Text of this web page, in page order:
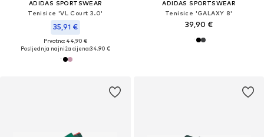
ADIDAS SPORTSWEAR
Tenisice 'VL Court 3.0'
35,91 €
Prvotno: 44,90 €
Posljednja najniža cijena:34,90 €
ADIDAS SPORTSWEAR
Tenisice 'GALAXY 8'
39,90 €